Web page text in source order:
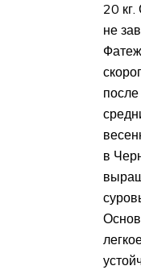
20
не
в